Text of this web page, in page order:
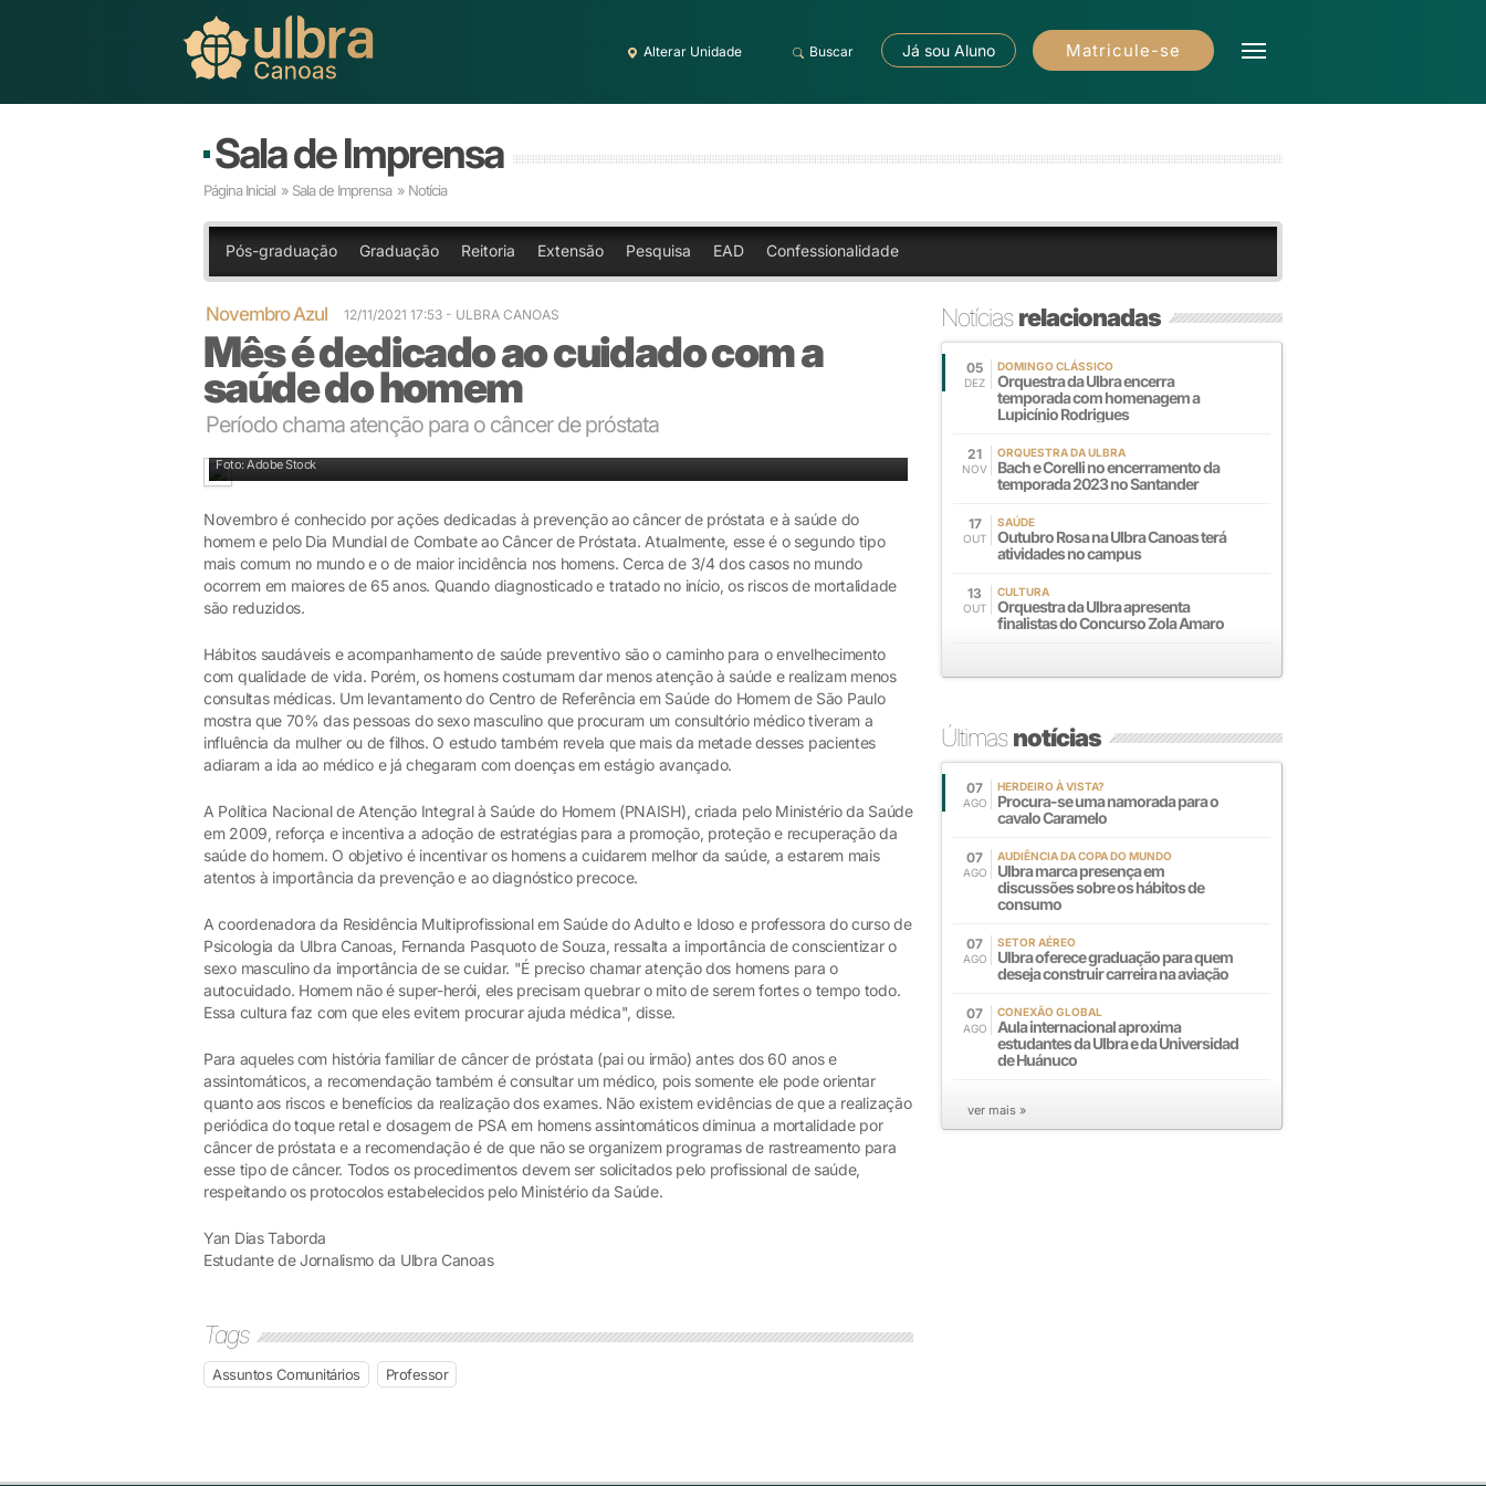
Alterar Unidade Buscar Já sou Aluno Matricule-se
Sala de Imprensa
Página Inicial » Sala de Imprensa » Notícia
Pós-graduação Graduação Reitoria Extensão Pesquisa EAD Confessionalidade
Novembro Azul 12/11/2021 17:53 - ULBRA CANOAS
Mês é dedicado ao cuidado com a
saúde do homem
Período chama atenção para o câncer de próstata
Foto: Adobe Stock
Novembro é conhecido por ações dedicadas à prevenção ao câncer de próstata e à saúde do
homem e pelo Dia Mundial de Combate ao Câncer de Próstata. Atualmente, esse é o segundo tipo
mais comum no mundo e o de maior incidência nos homens. Cerca de 3/4 dos casos no mundo
ocorrem em maiores de 65 anos. Quando diagnosticado e tratado no início, os riscos de mortalidade
são reduzidos.
Hábitos saudáveis e acompanhamento de saúde preventivo são o caminho para o envelhecimento
com qualidade de vida. Porém, os homens costumam dar menos atenção à saúde e realizam menos
consultas médicas. Um levantamento do Centro de Referência em Saúde do Homem de São Paulo
mostra que 70% das pessoas do sexo masculino que procuram um consultório médico tiveram a
influência da mulher ou de filhos. O estudo também revela que mais da metade desses pacientes
adiaram a ida ao médico e já chegaram com doenças em estágio avançado.
A Política Nacional de Atenção Integral à Saúde do Homem (PNAISH), criada pelo Ministério da Saúde
em 2009, reforça e incentiva a adoção de estratégias para a promoção, proteção e recuperação da
saúde do homem. O objetivo é incentivar os homens a cuidarem melhor da saúde, a estarem mais
atentos à importância da prevenção e ao diagnóstico precoce.
A coordenadora da Residência Multiprofissional em Saúde do Adulto e Idoso e professora do curso de
Psicologia da Ulbra Canoas, Fernanda Pasquoto de Souza, ressalta a importância de conscientizar o
sexo masculino da importância de se cuidar. "É preciso chamar atenção dos homens para o
autocuidado. Homem não é super-herói, eles precisam quebrar o mito de serem fortes o tempo todo.
Essa cultura faz com que eles evitem procurar ajuda médica", disse.
Para aqueles com história familiar de câncer de próstata (pai ou irmão) antes dos 60 anos e
assintomáticos, a recomendação também é consultar um médico, pois somente ele pode orientar
quanto aos riscos e benefícios da realização dos exames. Não existem evidências de que a realização
periódica do toque retal e dosagem de PSA em homens assintomáticos diminua a mortalidade por
câncer de próstata e a recomendação é de que não se organizem programas de rastreamento para
esse tipo de câncer. Todos os procedimentos devem ser solicitados pelo profissional de saúde,
respeitando os protocolos estabelecidos pelo Ministério da Saúde.
Yan Dias Taborda
Estudante de Jornalismo da Ulbra Canoas
Tags
Assuntos Comunitários Professor
Notíciasrelacionadas
05
DEZ
DOMINGO CLÁSSICO
Orquestra da Ulbra encerra
temporada com homenagem a
Lupicínio Rodrigues
21
NOV
ORQUESTRA DA ULBRA
Bach e Corelli no encerramento da
temporada 2023 no Santander
17
OUT
SAÚDE
Outubro Rosa na Ulbra Canoas terá
atividades no campus
13
OUT
CULTURA
Orquestra da Ulbra apresenta
finalistas do Concurso Zola Amaro
Últimasnotícias
07
AGO
HERDEIRO À VISTA?
Procura-se uma namorada para o
cavalo Caramelo
07
AGO
AUDIÊNCIA DA COPA DO MUNDO
Ulbra marca presença em
discussões sobre os hábitos de
consumo
07
AGO
SETOR AÉREO
Ulbra oferece graduação para quem
deseja construir carreira na aviação
07
AGO
CONEXÃO GLOBAL
Aula internacional aproxima
estudantes da Ulbra e da Universidad
de Huánuco
ver mais »